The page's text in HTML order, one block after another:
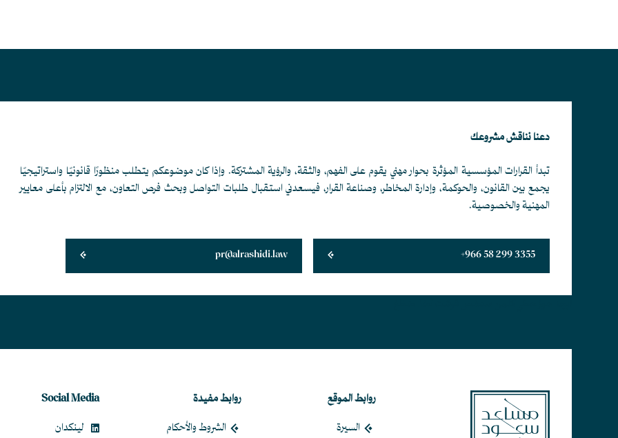
دعنا نناقش مشروعك
تبدأ القرارات المؤسسية المؤثرة بحوار مهني يقوم على الفهم، والثقة، والرؤية المشتركة. وإذا كان موضوعكم يتطلب منظورًا قانونيًا واستراتيجيًا
يجمع بين القانون، والحوكمة، وإدارة المخاطر، وصناعة القرار، فيسعدني استقبال طلبات التواصل وبحث فرص التعاون، مع الالتزام بأعلى معايير
المهنية والخصوصية.
+966 58 299 3355
pr@alrashidi.law
روابط الموقع
السيرة
روابط مفيدة
الشروط والأحكام
Social Media
لينكدان